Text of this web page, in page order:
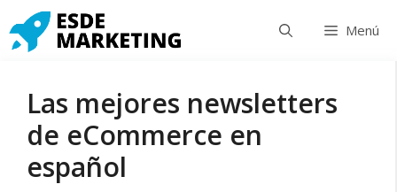
Saltar
al
contenido
Menú
Las mejores newsletters
de eCommerce en
español